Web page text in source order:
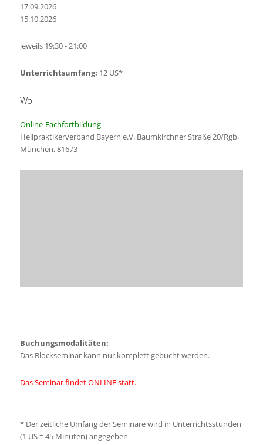
17.09.2026
15.10.2026
jeweils 19:30 - 21:00
Unterrichtsumfang: 12 US*
Wo
Online-Fachfortbildung
Heilpraktikerverband Bayern e.V. Baumkirchner Straße 20/Rgb,
München, 81673
Buchungsmodalitäten:
Das Blockseminar kann nur komplett gebucht werden.
Das Seminar findet ONLINE statt.
* Der zeitliche Umfang der Seminare wird in Unterrichtsstunden
(1 US = 45 Minuten) angegeben